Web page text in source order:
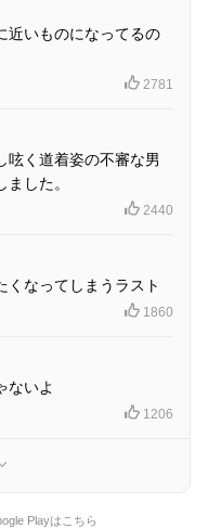
近いものになってるの
2781
呟く道着姿の不審な男
した。
2440
くなってしまうラスト
1860
ないよ
1206
Playはこちら